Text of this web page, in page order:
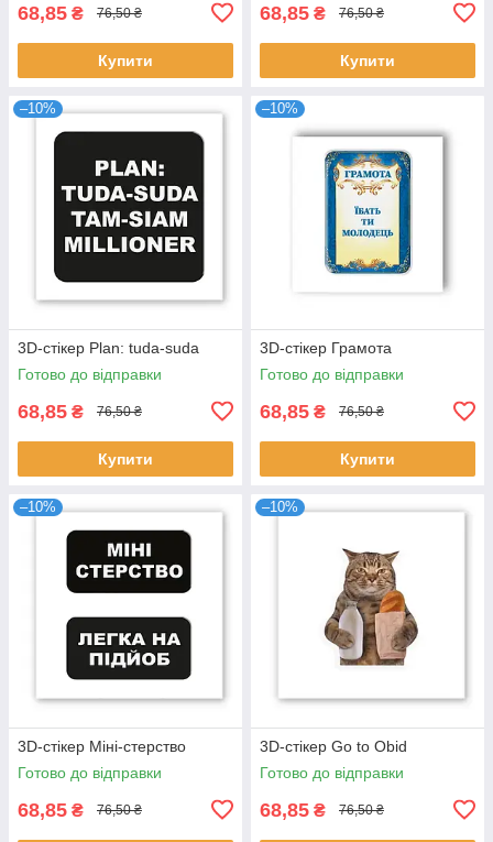
68,85 ₴ 76,50 ₴
Купити
68,85 ₴ 76,50 ₴
Купити
–10%
3D-стікер Plan: tuda-suda
Готово до відправки
68,85 ₴ 76,50 ₴
Купити
–10%
3D-стікер Грамота
Готово до відправки
68,85 ₴ 76,50 ₴
Купити
–10%
3D-стікер Міні-стерство
Готово до відправки
68,85 ₴ 76,50 ₴
–10%
3D-стікер Go to Obid
Готово до відправки
68,85 ₴ 76,50 ₴